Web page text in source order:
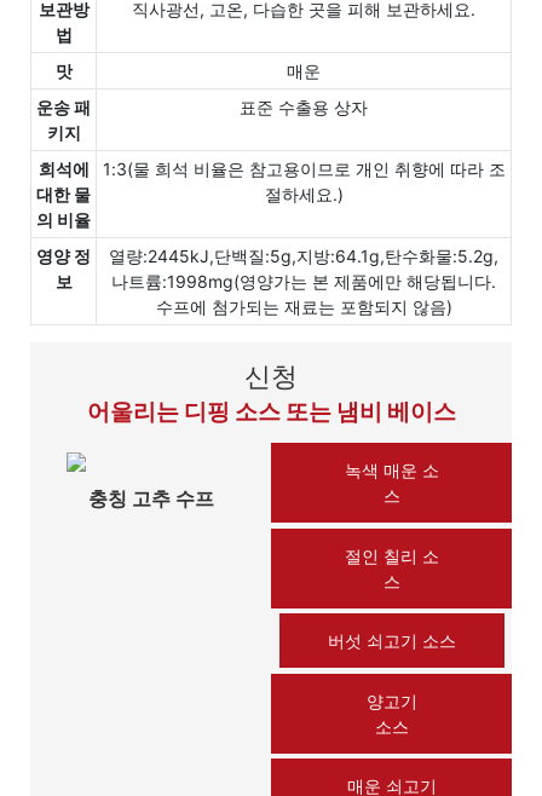
보관방
법
직사광선, 고온, 다습한 곳을 피해 보관하세요.
맛
매운
운송 패
키지
표준 수출용 상자
희석에
대한 물
의 비율
1:3(물 희석 비율은 참고용이므로 개인 취향에 따라 조
절하세요.)
영양 정
보
열량:2445kJ,단백질:5g,지방:64.1g,탄수화물:5.2g,
나트륨:1998mg(영양가는 본 제품에만 해당됩니다.
수프에 첨가되는 재료는 포함되지 않음)
신청
어울리는 디핑 소스 또는 냄비 베이스
충칭 고추 수프
녹색 매운 소
스
절인 칠리 소
스
버섯 쇠고기 소스
양고기
소스
매운 쇠고기